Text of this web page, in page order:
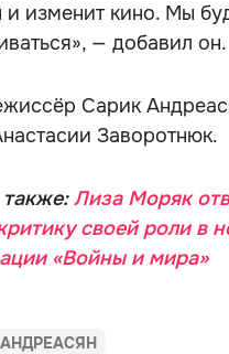
и изменит кино. Мы
— добавил он.
Сарик
Заворотнюк.
также:Лиза Моряк
своей роли в
«Войны и мира»